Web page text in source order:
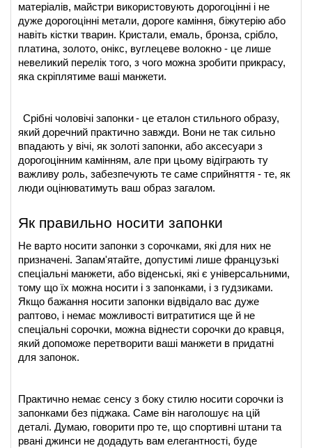
матеріалів, майстри використовують дорогоцінні і не
дуже дорогоцінні метали, дороге каміння, біжутерію або
навіть кістки тварин. Кристали, емаль, бронза, срібло,
платина, золото, онікс, вуглецеве волокно - це лише
невеликий перелік того, з чого можна зробити прикрасу,
яка скріплятиме ваші манжети.
Срібні чоловічі запонки- це еталон стильного образу,
який доречний практично завжди. Вони не так сильно
впадають у вічі, як золоті запонки, або аксесуари з
дорогоцінним камінням, але при цьому відіграють ту
важливу роль, забезпечують те саме сприйняття - те, як
люди оцінюватимуть ваш образ загалом.
Як правильно носити запонки
Не варто носити запонки з сорочками, які для них не
призначені. Запам'ятайте, допустимі лише французькі
спеціальні манжети, або віденські, які є універсальними,
тому що їх можна носити і з запонками, і з гудзиками.
Якщо бажання носити запонки відвідало вас дуже
раптово, і немає можливості витратитися ще й не
спеціальні сорочки, можна віднести сорочки до кравця,
який допоможе перетворити ваші манжети в придатні
для запонок.
Практично немає сенсу з боку стилю носити сорочки із
запонками без піджака. Саме він наголошує на цій
деталі. Думаю, говорити про те, що спортивні штани та
рвані джинси не додадуть вам елегантності, буде